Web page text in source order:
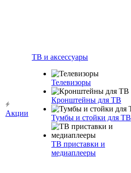
Акции
ТВ и аксессуары
Телевизоры
Кронштейны для ТВ
Тумбы и стойки для ТВ
ТВ приставки и
медиаплееры